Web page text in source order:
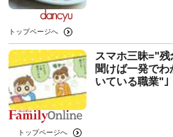
トップページへ
スマホ三昧="
聞けば一発で
いている職業"｣
トップページへ